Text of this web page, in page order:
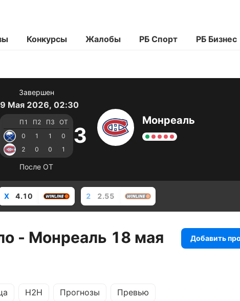
Конкурсы Жалобы РБ Спорт РБ Бизнес
Завершен
Мая 2026, 02:30
П1 П2 П3
ОТ
0
1 1
0
2
0 0 1
3
После ОТ
Монреаль
X 4.10 2 2.55
- Монреаль 18 мая
Добавить
H2H Прогнозы Превью